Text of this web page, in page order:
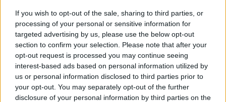
If you wish to opt-out of the sale, sharing to third parties, or
processing of your personal or sensitive information for
targeted advertising by us, please use the below opt-out
section to confirm your selection. Please note that after your
opt-out request is processed you may continue seeing
interest-based ads based on personal information utilized by
us or personal information disclosed to third parties prior to
your opt-out. You may separately opt-out of the further
disclosure of your personal information by third parties on the
Tudományos béke
Ablonczy Balázs
Gyulafehérvár 1918
Kubassek János